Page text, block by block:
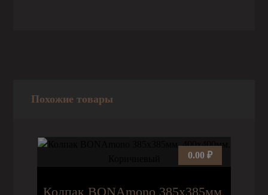
Похожие товары
Колпак BONAmono 385х385мм,
0.00 ₽